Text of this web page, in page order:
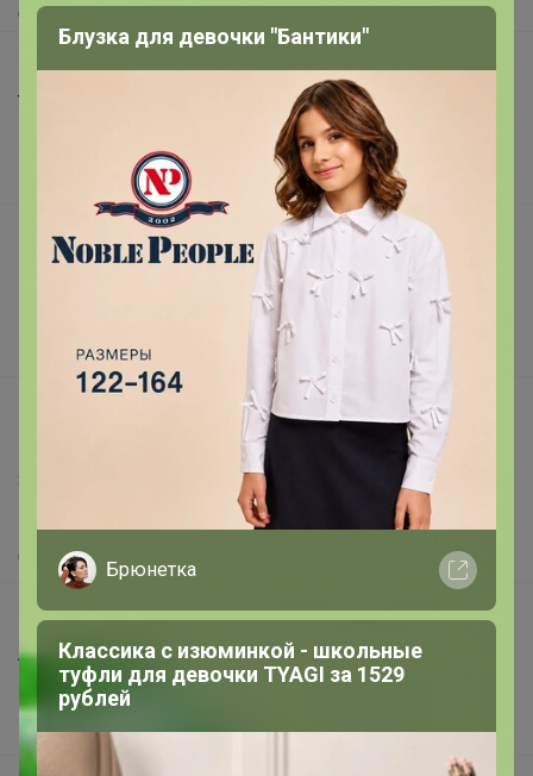
Доставка
Шоурумы
Торговые марки
Подарочные сертификаты
Вакансии
Защита покупателя
О нас
Все предложения
Анонсы
Новости
Поддержка альпак
Блузка для девочки "Бантики"
Брюнетка
Классика с изюминкой - школьные
туфли для девочки TYAGI за 1529
рублей